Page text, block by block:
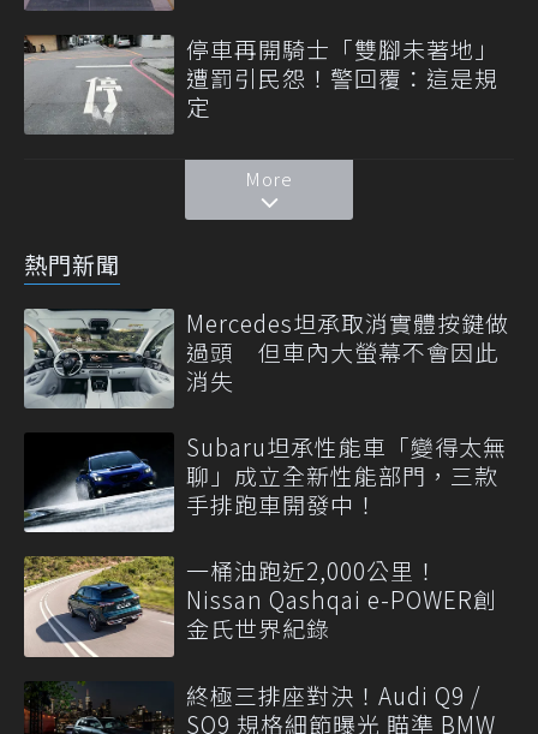
停車再開騎士「雙腳未著地」
遭罰引民怨！警回覆：這是規
定
More
熱門新聞
Mercedes坦承取消實體按鍵做
過頭 但車內大螢幕不會因此
消失
Subaru坦承性能車「變得太無
聊」成立全新性能部門，三款
手排跑車開發中！
一桶油跑近2,000公里！
Nissan Qashqai e-POWER創
金氏世界紀錄
終極三排座對決！Audi Q9 /
SQ9 規格細節曝光 瞄準 BMW